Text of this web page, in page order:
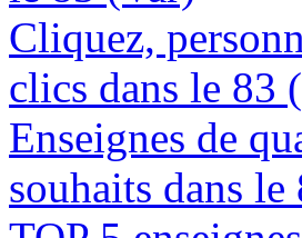
Cliquez,
clics dans le 83
Enseignes de
souhaits dans le